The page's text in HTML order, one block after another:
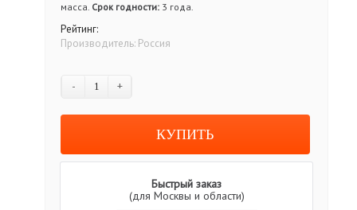
масса. Срок годности: 3 года.
Рейтинг:
Производитель: Россия
- +
Быстрый заказ
(для Москвы и области)